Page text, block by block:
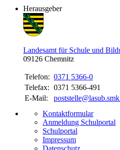
Herausgeber
Landesamt für Schule und
09126 Chemnitz
Telefon: 0371 5366-0
Telefax: 0371 5366-491
E-Mail:
Kontaktformular
Anmeldung Schulportal
Schulportal
Impressum
Datenschutz